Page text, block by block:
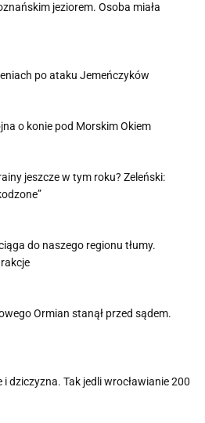
jeziorem. Osoba miała
po ataku Jemeńczyków
o konie pod Morskim Okiem
jeszcze w tym roku? Zeleński:
do naszego regionu tłumy.
Ormian stanął przed sądem.
i dziczyzna. Tak jedli wrocławianie 200